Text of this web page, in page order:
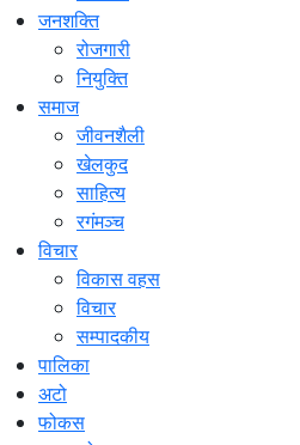
जनशक्ति
रोजगारी
नियुक्ति
समाज
जीवनशैली
खेलकुद
साहित्य
रगंमञ्च
विचार
विकास वहस
विचार
सम्पादकीय
पालिका
अटो
फोकस